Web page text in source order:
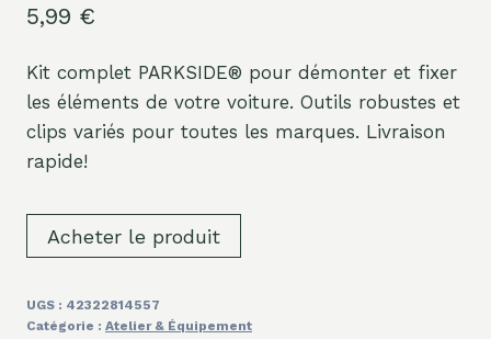
5,99 €
Kit complet PARKSIDE® pour démonter et fixer
les éléments de votre voiture. Outils robustes et
clips variés pour toutes les marques. Livraison
rapide!
Acheter le produit
UGS : 42322814557
Catégorie : Atelier & Équipement